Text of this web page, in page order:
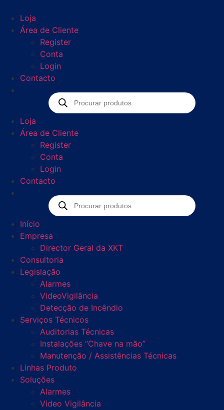
Loja
Área de Cliente
Register
Conta
Login
Contacto
Loja
Área de Cliente
Register
Conta
Login
Contacto
Início
Empresa
Director Geral da XKT
Consultoria
Legislação
Alarmes
VideoVigilância
Detecção de Incêndio
Serviços Técnicos
Auditorias Técnicas
Instalações “Chave na mão”
Manutenção / Assistências Técnicas
Linhas Produto
Soluções
Alarmes
Video Vigilância